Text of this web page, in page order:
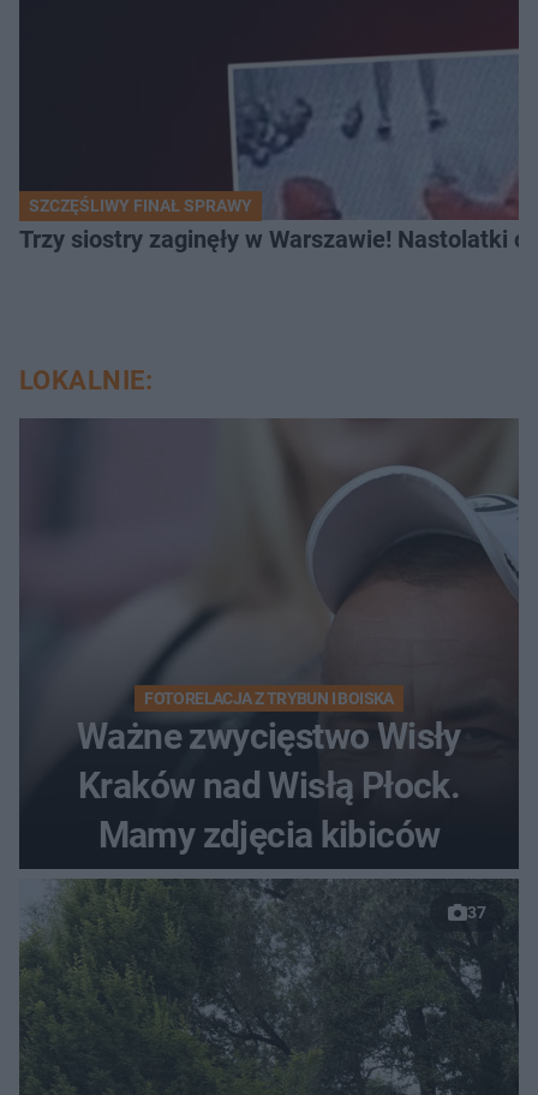
SZCZĘŚLIWY FINAŁ SPRAWY
Trzy siostry zaginęły w Warszawie! Nastolatki
LOKALNIE:
FOTORELACJA Z TRYBUN I BOISKA
Ważne zwycięstwo Wisły
Kraków nad Wisłą Płock.
Mamy zdjęcia kibiców
37